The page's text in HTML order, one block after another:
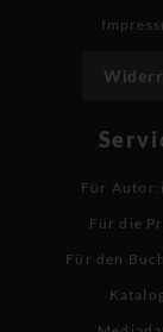
Für
Für die
Für den